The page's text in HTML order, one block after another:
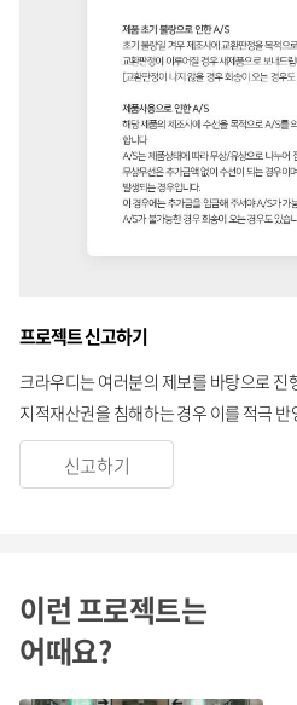
프로젝트 신고하기
크라우디는 여러분의 제보를 바탕으로
지적재산권을 침해하는 경우 이를 적극 반
신고하기
이런 프로젝트는
어때요?